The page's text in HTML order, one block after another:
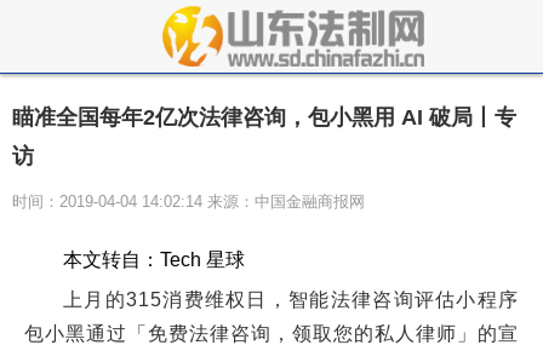
瞄准全国每年2亿次法律咨询，包小黑用 AI 破局丨专
访
时间：2019-04-04 14:02:14 来源：中国金融商报网
本文转自：Tech 星球
上月的315消费维权日，智能法律咨询评估小程序
包小黑通过「免费法律咨询，领取您的私人律师」的宣